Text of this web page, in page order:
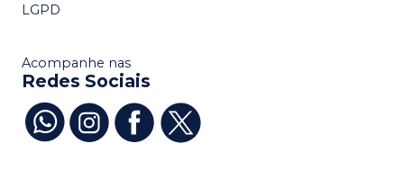
LGPD
Acompanhe nas
Redes Sociais